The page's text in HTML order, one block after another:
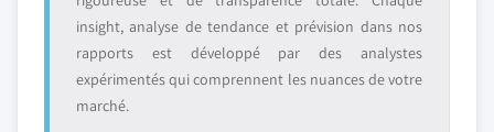
insight, analyse de tendance et prévision dans nos
rapports est développé par des analystes
expérimentés qui comprennent les nuances de votre
marché.